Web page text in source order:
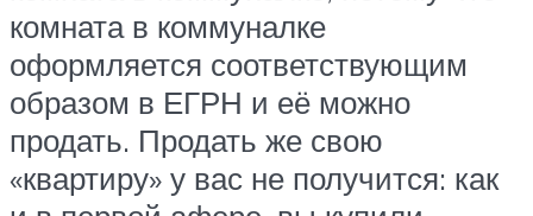
комната в коммуналке
оформляется соответствующим
образом в ЕГРН и её можно
продать. Продать же свою
«квартиру» у вас не получится: как